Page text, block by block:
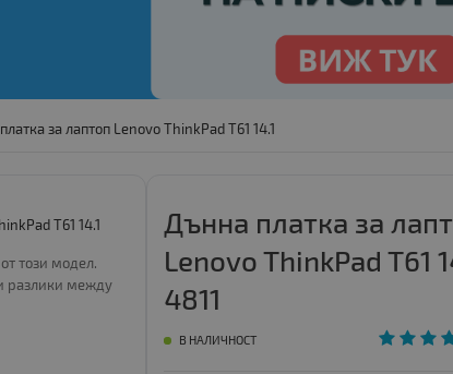
за лаптоп Lenovo ThinkPad T61 14.1
този модел.
разлики между
Дънна платка за
Lenovo ThinkPad T61
4811
В НАЛИЧНОСТ